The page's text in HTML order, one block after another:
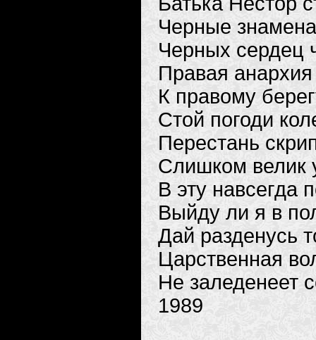
Черные
Черных сердец
Правая
К правому
Стой погоди
Перестань
Слишком велик
В эту навсегда
Выйду ли я в
Дай разденусь
Царственная
Не заледенеет
1989